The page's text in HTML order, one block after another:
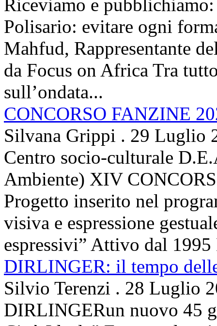
Riceviamo e
Polisario: evitare ogni
Mahfud, Rappresentante
da Focus on Africa Tra
sull’ondata...
CONCORSO FANZINE
Silvana Grippi . 29 Luglio
Centro socio-culturale
Ambiente) XIV
Progetto inserito nel
visiva e espressione
espressivi” Attivo dal 1995
DIRLINGER: il tempo
Silvio Terenzi . 28 Luglio
DIRLINGERun nuovo 45